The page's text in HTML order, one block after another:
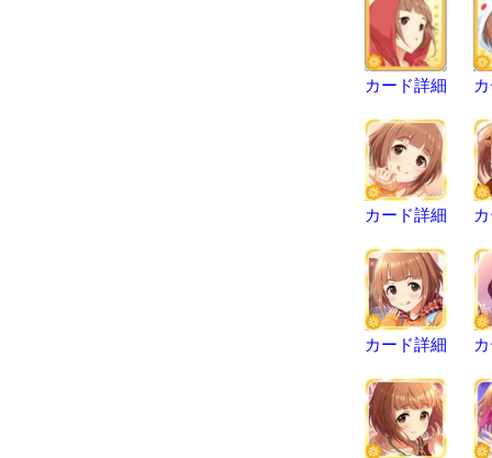
カード詳細
カード詳細
カード詳細